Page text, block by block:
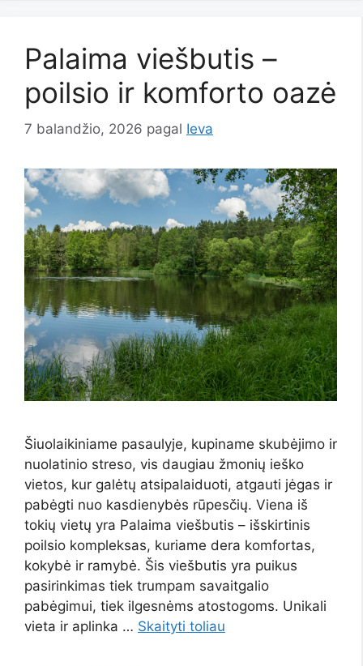
Palaima viešbutis –
poilsio ir komforto oazė
7 balandžio, 2026 pagal Ieva
Šiuolaikiniame pasaulyje, kupiname skubėjimo ir
nuolatinio streso, vis daugiau žmonių ieško
vietos, kur galėtų atsipalaiduoti, atgauti jėgas ir
pabėgti nuo kasdienybės rūpesčių. Viena iš
tokių vietų yra Palaima viešbutis – išskirtinis
poilsio kompleksas, kuriame dera komfortas,
kokybė ir ramybė. Šis viešbutis yra puikus
pasirinkimas tiek trumpam savaitgalio
pabėgimui, tiek ilgesnėms atostogoms. Unikali
vieta ir aplinka … Skaityti toliau